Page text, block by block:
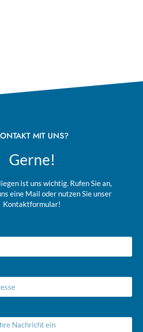
MIT UNS?
Gerne!
ist uns wichtig. Rufen Sie an,
eine Mail oder nutzen Sie unser
Kontaktformular!